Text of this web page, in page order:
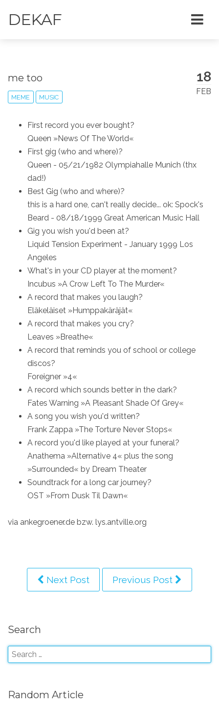
DEKAF
18
FEB
me too
MEME MUSIC
First record you ever bought?
Queen »News Of The World«
First gig (who and where)?
Queen - 05/21/1982 Olympiahalle Munich (thx
dad!)
Best Gig (who and where)?
this is a hard one, can't really decide... ok: Spock's
Beard - 08/18/1999 Great American Music Hall
Gig you wish you'd been at?
Liquid Tension Experiment - January 1999 Los
Angeles
What's in your CD player at the moment?
Incubus »A Crow Left To The Murder«
A record that makes you laugh?
Eläkeläiset »Humppakäräjät«
A record that makes you cry?
Leaves »Breathe«
A record that reminds you of school or college
discos?
Foreigner »4«
A record which sounds better in the dark?
Fates Warning »A Pleasant Shade Of Grey«
A song you wish you'd written?
Frank Zappa »The Torture Never Stops«
A record you'd like played at your funeral?
Anathema »Alternative 4« plus the song
»Surrounded« by Dream Theater
Soundtrack for a long car journey?
OST »From Dusk Til Dawn«
via ankegroener.de bzw. lys.antville.org
Next Post Previous Post
Search
Random Article